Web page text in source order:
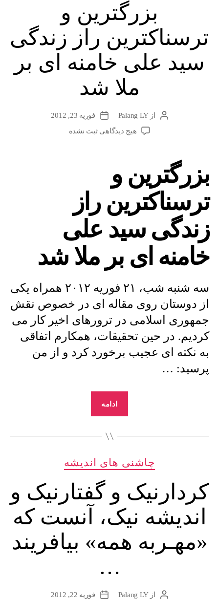
بزرگترین و
ترسناکترین راز زندگی
سید علی خامنه ای بر
ملا شد
نویسندهٔ
نوشته
ازPalang LY
تاریخفوریه 23, 2012
هیچ دیدگاهیبرای
علی
خامنه
ای
بر
شد
ثبت نشده
بزرگترین و
ترسناکترین راز
زندگی سید علی
خامنه ای بر ملا شد
سه شنبه شب، ۲۱ فوریه ۲۰۱۲ همراه یکی
از دوستان روی مقاله ای در خصوص نقش
جمهوری اسلامی در ترورهای اخیر کار می
کردیم. در حین تحقیقات، همکارم اتفاقی
به نکته ای عجیب برخورد کرد و از من
پرسید: …
ادامه
و
زندگی
علی
خامنه
ای
ملا
دسته‌ها
چاشنی های اندیشه
کردارنیک و گفتارنیک و
اندیشه نیک، آنست که
«مهـربه همه» بیافریند
…
نویسندهٔ
ازPalang LY
تاریخفوریه 22, 2012